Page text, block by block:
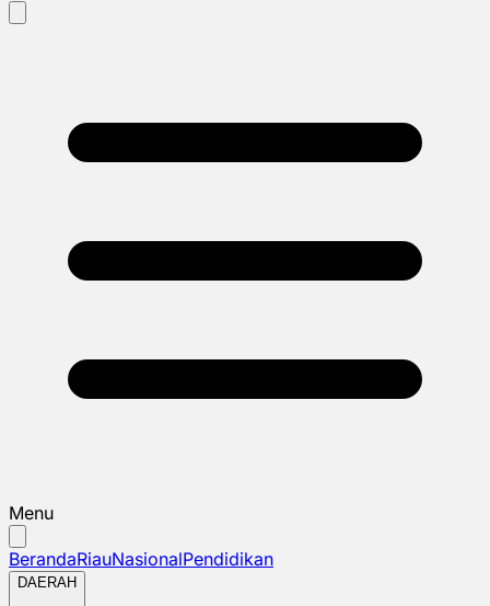
Menu
BerandaRiauNasionalPendidikan
DAERAH